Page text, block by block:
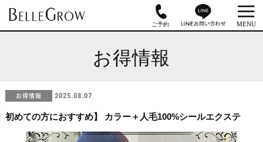
お得情報
お得情報 2025.08.07
初めての方におすすめ】 カラー＋人毛100%シールエクステ